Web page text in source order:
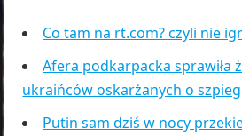
Co tam na rt.com? czyli nie
Afera podkarpacka sprawiła
ukraińców oskarżanych o
Putin sam dziś w nocy